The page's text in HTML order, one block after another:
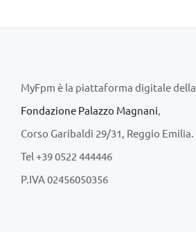
MyFpm è la piattaforma digitale della
Fondazione Palazzo Magnani,
Corso Garibaldi 29/31, Reggio Emilia.
Tel +39 0522 444446
P.IVA 02456050356